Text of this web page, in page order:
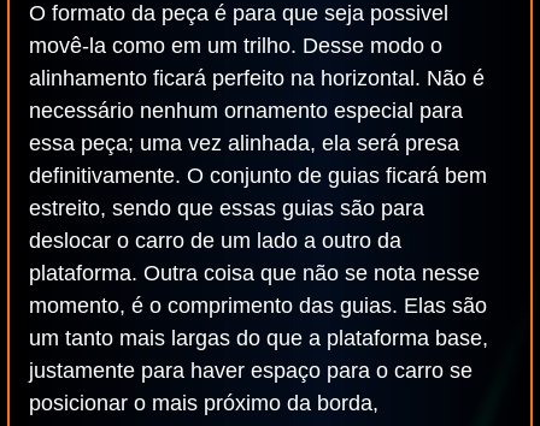
O formato da peça é para que seja possivel
movê-la como em um trilho. Desse modo o
alinhamento ficará perfeito na horizontal. Não é
necessário nenhum ornamento especial para
essa peça; uma vez alinhada, ela será presa
definitivamente. O conjunto de guias ficará bem
estreito, sendo que essas guias são para
deslocar o carro de um lado a outro da
plataforma. Outra coisa que não se nota nesse
momento, é o comprimento das guias. Elas são
um tanto mais largas do que a plataforma base,
justamente para haver espaço para o carro se
posicionar o mais próximo da borda,